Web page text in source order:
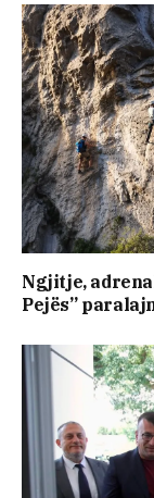
Ngjitje,
Pejës”